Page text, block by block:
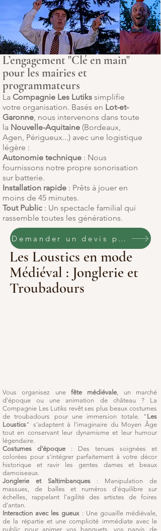
L’engagement "Clé en main"
pour les mairies et
programmateurs
La Compagnie Les Lutiks simplifie
votre organisation. Basés en Lot-et-
Garonne, nous intervenons dans toute
la Nouvelle-Aquitaine (Bordeaux,
Agen, Périgueux...) avec une logistique
légère :
Autonomie technique : Nous
fournissons notre propre sonorisation
sur batterie.
Installation rapide : Prêts à jouer en
moins de 45 minutes.
Tout Public : Un spectacle familial qui
rassemble toutes les générations.
Demander un devis pour ce spectacle
Les Loustics en mode
Médiéval : Jonglerie et
Troubadours
Vous organisez une fête médiévale, un marché
d'époque ou une animation de château ? La
Compagnie Les Lutiks revêt ses plus beaux costumes
de troubadours pour une immersion totale. " Les
Loustics" s'adaptent à l'imaginaire du Moyen Âge
tout en conservant leur dynamisme et leur humour
légendaire.
Costumes d'époque : Des tenues soignées et
colorées pour s'intégrer parfaitement à votre décor
historique et ravir les gentes dames et beaux
damoiseaux.
Jonglerie et Saltimbanques: Manipulation de
massues, de balles et numéros d'équilibre sur
échelles, rappelant l'agilité des artistes de foires
d'antan.
Interaction avec les gueux: Une gouaille médiévale,
de la répartie et une complicité immédiate avec le
public pour animer vos banquets, vos parvis de